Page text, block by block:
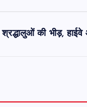
श्रद्धालुओं की भीड़,